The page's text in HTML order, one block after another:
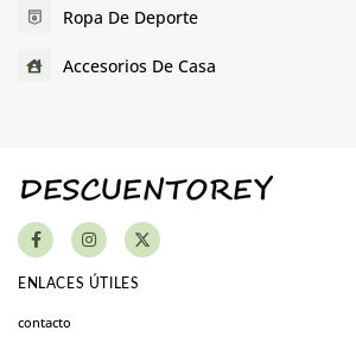
Ropa De Deporte
Accesorios De Casa
ENLACES ÚTILES
contacto